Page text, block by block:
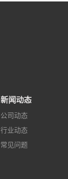
新闻动态
公司动态
行业动态
常见问题